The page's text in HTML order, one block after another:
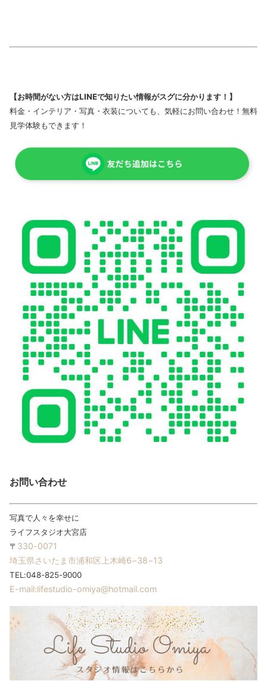
【お時間がない方はLINEで知りたい情報がスグに分かります！】
料金・インテリア・写真・衣装についても、気軽にお問い合わせ！無料
見学体験もできます！
お問い合わせ
写真で人々を幸せに
ライフスタジオ大宮店
〒 330-0071
埼玉県さいたま市浦和区上木崎6−38−13
TEL:048-825-9000
E-mail:lifestudio-omiya@hotmail.com